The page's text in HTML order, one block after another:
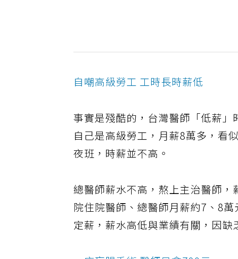
自嘲高級勞工 工時長時薪低
事實是殘酷的，台灣醫師「低薪」
自己是高級勞工，月薪8萬多，看
夜班，時薪並不高。
總醫師薪水不高，熬上主治醫師
院住院醫師、總醫師月薪約7、8
定薪，薪水高低與業績有關，因缺